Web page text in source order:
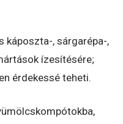
káposzta-, sárgarépa-,
ízesítésére;
érdekessé teheti.